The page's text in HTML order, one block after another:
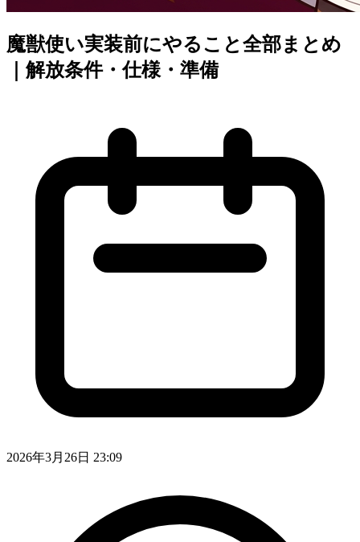
魔獣使い実装前にやること全部まとめ
｜解放条件・仕様・準備
2026年3月26日 23:09